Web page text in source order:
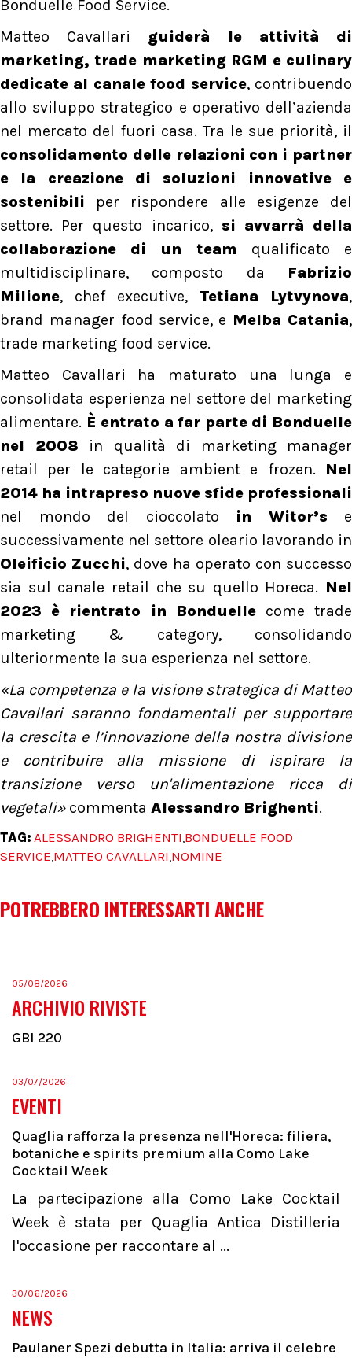
Bonduelle Food Service.
Matteo Cavallari guiderà le attività di
marketing, trade marketing RGM e culinary
dedicate al canale food service, contribuendo
allo sviluppo strategico e operativo dell’azienda
nel mercato del fuori casa. Tra le sue priorità, il
consolidamento delle relazioni con i partner
e la creazione di soluzioni innovative e
sostenibili per rispondere alle esigenze del
settore. Per questo incarico, si avvarrà della
collaborazione di un team qualificato e
multidisciplinare, composto da Fabrizio
Milione, chef executive, Tetiana Lytvynova,
brand manager food service, e Melba Catania,
trade marketing food service.
Matteo Cavallari ha maturato una lunga e
consolidata esperienza nel settore del marketing
alimentare. È entrato a far parte di Bonduelle
nel 2008 in qualità di marketing manager
retail per le categorie ambient e frozen. Nel
2014 ha intrapreso nuove sfide professionali
nel mondo del cioccolato in Witor’s e
successivamente nel settore oleario lavorando in
Oleificio Zucchi, dove ha operato con successo
sia sul canale retail che su quello Horeca. Nel
2023 è rientrato in Bonduellecome trade
marketing & category, consolidando
ulteriormente la sua esperienza nel settore.
«La competenza e la visione strategica di Matteo
Cavallari saranno fondamentali per supportare
la crescita e l’innovazione della nostra divisione
e contribuire alla missione di ispirare la
transizione verso un'alimentazione ricca di
vegetali»commenta Alessandro Brighenti.
TAG: ALESSANDRO BRIGHENTI,BONDUELLE FOOD
SERVICE,MATTEO CAVALLARI,NOMINE
POTREBBERO INTERESSARTI ANCHE
05/08/2026
ARCHIVIO RIVISTE
GBI 220
03/07/2026
EVENTI
Quaglia rafforza la presenza nell'Horeca: filiera,
botaniche e spirits premium alla Como Lake
Cocktail Week
La partecipazione alla Como Lake Cocktail
Week è stata per Quaglia Antica Distilleria
l'occasione per raccontare al ...
30/06/2026
NEWS
Paulaner Spezi debutta in Italia: arriva il celebre